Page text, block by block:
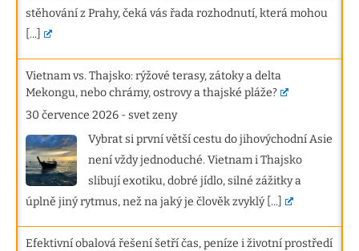
stěhování z Prahy, čeká vás řada rozhodnutí, která mohou
[...]
Vietnam vs. Thajsko: rýžové terasy, zátoky a delta
Mekongu, nebo chrámy, ostrovy a thajské pláže?
30 července 2026 -svet zeny
Vybrat si první větší cestu do jihovýchodní Asie
není vždy jednoduché. Vietnam i Thajsko
slibují exotiku, dobré jídlo, silné zážitky a
úplně jiný rytmus, než na jaký je člověk zvyklý [...]
Efektivní obalová řešení šetří čas, peníze i životní prostředí